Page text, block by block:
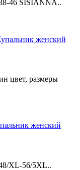
46 SISIANNA..
цвет, размеры
XL-56/5XL..